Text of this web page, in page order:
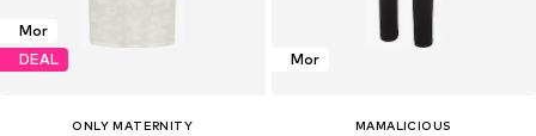
Mor
DEAL
ONLY MATERNITY
Mor
MAMALICIOUS